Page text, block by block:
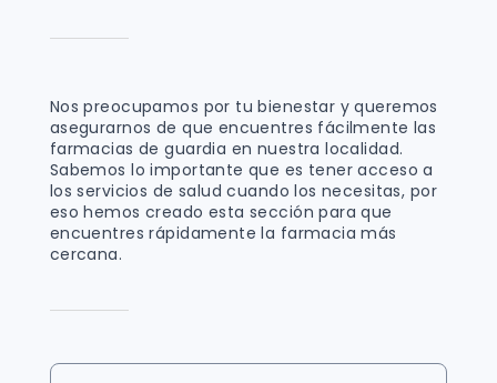
Nos preocupamos por tu bienestar y queremos
asegurarnos de que encuentres fácilmente las
farmacias de guardia en nuestra localidad.
Sabemos lo importante que es tener acceso a
los servicios de salud cuando los necesitas, por
eso hemos creado esta sección para que
encuentres rápidamente la farmacia más
cercana.